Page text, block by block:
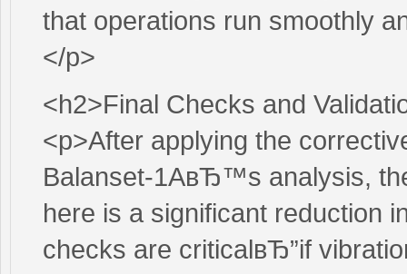
that operations run smoothly
</p>
<h2>Final Checks and
<p>After applying the
Balanset-1AвЂ™s analysis,
here is a significant reduction
checks are criticalвЂ”if